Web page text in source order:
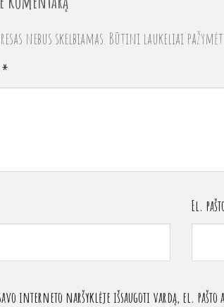
nebus skelbiamas. Būtini laukeliai
*
El.
interneto naršyklėje išsaugoti vardą, el.